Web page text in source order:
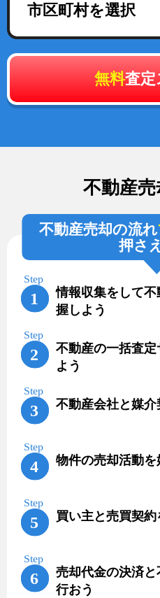
市区町村を選択
無料査定
不動産
不動産売却の流れ
押さ
情報収集をして
握しよう
不動産の一括査
よう
不動産会社と媒介
物件の売却活動を
買い主と売買契約
売却代金の決済
行おう